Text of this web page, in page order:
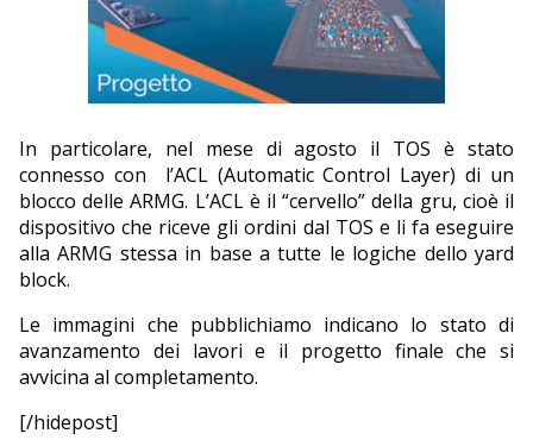
In particolare, nel mese di agosto il TOS è stato
connesso con
l’ACL (Automatic Control Layer) di un
blocco delle ARMG. L’ACL è il “cervello” della gru, cioè il
dispositivo che riceve gli ordini dal TOS e li fa eseguire
alla ARMG stessa in base a tutte le logiche dello yard
block.
Le immagini che pubblichiamo indicano lo stato di
avanzamento dei lavori e il progetto finale che si
avvicina al completamento.
[/hidepost]